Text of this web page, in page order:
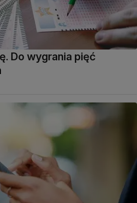
Do wygrania pięć